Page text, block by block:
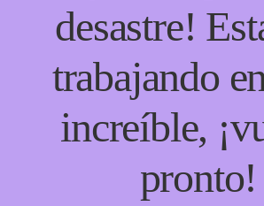
desastre!
trabajando
increíble,
pronto!